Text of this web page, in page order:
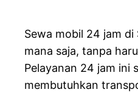
Sewa mobil 24 jam
mana saja, tanpa
Pelayanan 24 jam ini
membutuhkan